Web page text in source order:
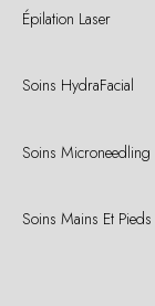
Épilation Laser
Soins HydraFacial
Soins Microneedling
Soins Mains Et Pieds